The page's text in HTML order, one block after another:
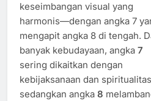
keseimbangan visual yang
harmonis—dengan angka 7
mengapit angka 8 di tengah.
banyak kebudayaan, angka 7
sering dikaitkan dengan
kebijaksanaan dan
sedangkan angka 8